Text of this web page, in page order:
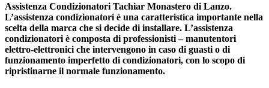
Assistenza Condizionatori Tachiar Monastero di Lanzo.
L’assistenza condizionatori è una caratteristica importante nella
scelta della marca che si decide di installare. L’assistenza
condizionatori è composta di professionisti – manutentori
elettro-elettronici che intervengono in caso di guasti o di
funzionamento imperfetto di condizionatori, con lo scopo di
ripristinarne il normale funzionamento.